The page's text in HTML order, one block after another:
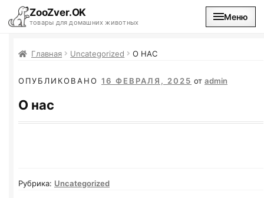
ZooZver.OK
товары для домашних животных
Меню
На главную
Каталог
Главная Uncategorized О НАС
ОПУБЛИКОВАНО 16 ФЕВРАЛЯ, 2025 от admin
О нас
Рубрика: Uncategorized